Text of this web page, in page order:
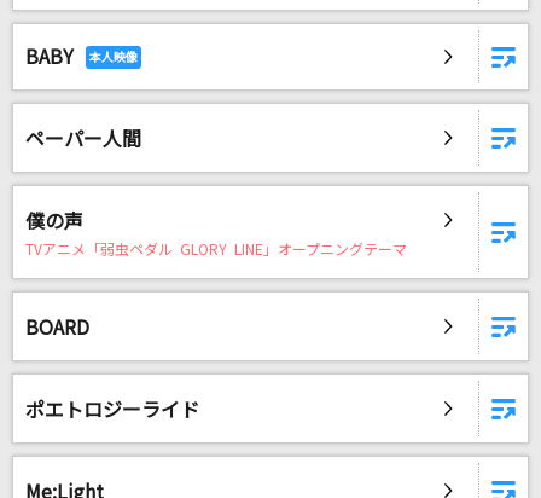
BABY
ペーパー人間
僕の声
TVアニメ「弱虫ペダル GLORY LINE」オープニングテーマ
BOARD
ポエトロジーライド
Me:Light